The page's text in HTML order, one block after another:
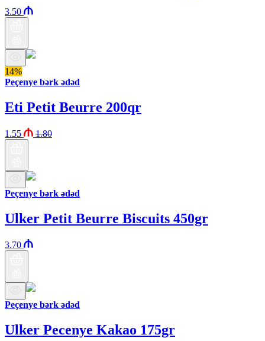
3.50
14%
Peçenye bərk ədəd
Eti Petit Beurre 200qr
1.55 1.80
Peçenye bərk ədəd
Ulker Petit Beurre Biscuits 450gr
3.70
Peçenye bərk ədəd
Ulker Pecenye Kakao 175gr